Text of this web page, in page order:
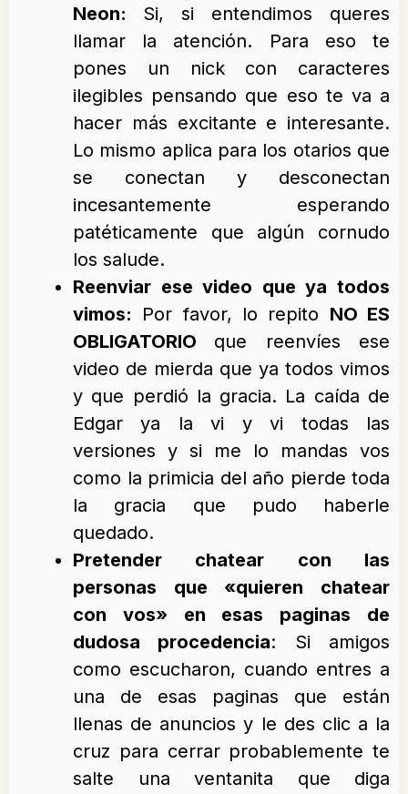
Neon: Si, si entendimos queres
llamar la atención. Para eso te
pones un nick con caracteres
ilegibles pensando que eso te va a
hacer más excitante e interesante.
Lo mismo aplica para los otarios que
se conectan y desconectan
incesantemente esperando
patéticamente que algún cornudo
los salude.
Reenviar ese video que ya todos
vimos: Por favor, lo repito NO ES
OBLIGATORIO que reenvíes ese
video de mierda que ya todos vimos
y que perdió la gracia. La caída de
Edgar ya la vi y vi todas las
versiones y si me lo mandas vos
como la primicia del año pierde toda
la gracia que pudo haberle
quedado.
Pretender chatear con las
personas que «quieren chatear
con vos» en esas paginas de
dudosa procedencia: Si amigos
como escucharon, cuando entres a
una de esas paginas que están
llenas de anuncios y le des clic a la
cruz para cerrar probablemente te
salte una ventanita que diga